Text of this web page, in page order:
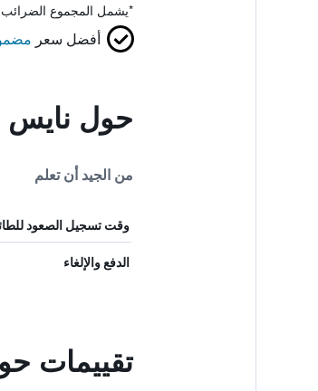
*يشمل المجموع الضرائب
أفضل سعر
حول نايس
من الجيد أن تعلم
وقت تسجيل الصعود
الدفع والإلغاء
تقييمات